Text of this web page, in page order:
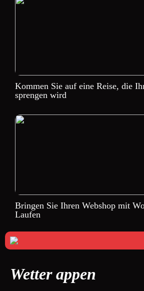
Kommen Sie auf eine Reise, die
sprengen wird
Bringen Sie Ihren Webshop mit
Laufen
Wetter appen